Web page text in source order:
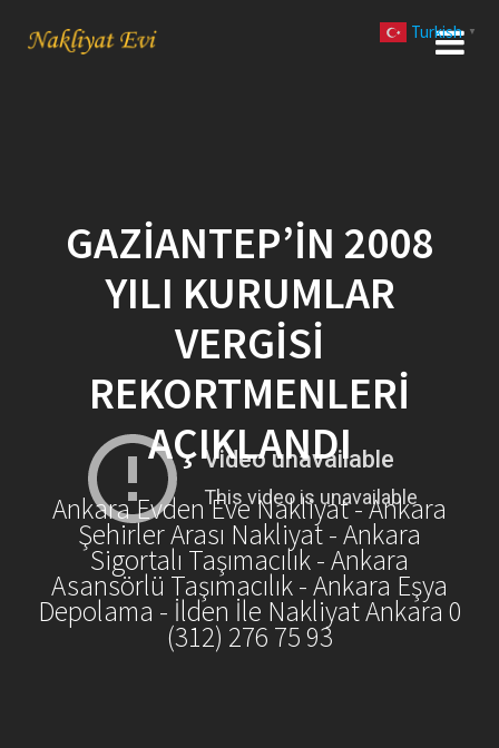
GAZIANTEP’IN 2008
YILI KURUMLAR
VERGISI
REKORTMENLERI
AÇIKLANDI
Ankara Evden Eve Nakliyat - Ankara
Şehirler Arası Nakliyat - Ankara
Sigortalı Taşımacılık - Ankara
Asansörlü Taşımacılık - Ankara Eşya
Depolama - İlden İle Nakliyat Ankara 0
(312) 276 75 93
Turkish ▼